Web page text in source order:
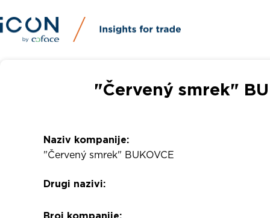
"Červený smrek"
Naziv kompanije:
"Červený smrek" BUKOVCE
Drugi nazivi: